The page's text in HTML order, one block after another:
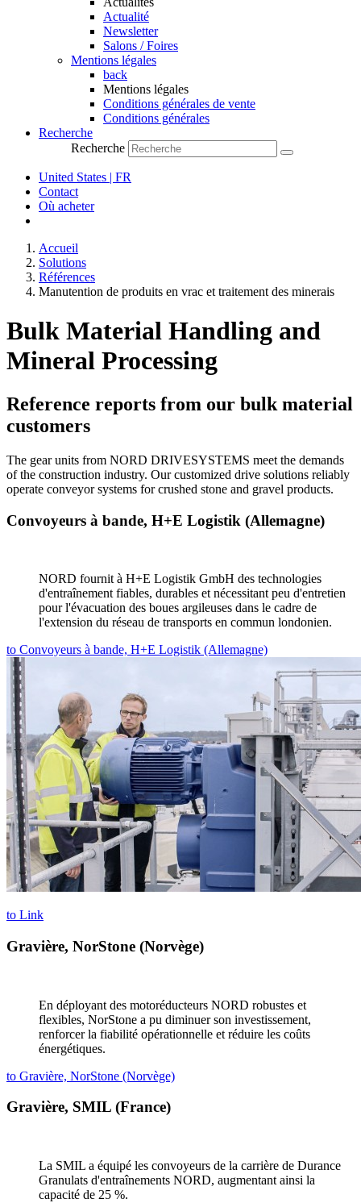
Actualité
Newsletter
Salons / Foires
Mentions légales
back
Mentions légales
Conditions générales de vente
Conditions générales
Recherche
Recherche
United States | FR
Contact
Où acheter
Accueil
Solutions
Références
Manutention de produits en vrac et traitement des minerais
Bulk Material Handling and
Mineral Processing
Reference reports from our bulk material
customers
The gear units from NORD DRIVESYSTEMS meet the demands
of the construction industry. Our customized drive solutions reliably
operate conveyor systems for crushed stone and gravel products.
Convoyeurs à bande, H+E Logistik (Allemagne)
NORD fournit à H+E Logistik GmbH des technologies
d'entraînement fiables, durables et nécessitant peu d'entretien
pour l'évacuation des boues argileuses dans le cadre de
l'extension du réseau de transports en commun londonien.
to Convoyeurs à bande, H+E Logistik (Allemagne)
to Link
Gravière, NorStone (Norvège)
En déployant des motoréducteurs NORD robustes et
flexibles, NorStone a pu diminuer son investissement,
renforcer la fiabilité opérationnelle et réduire les coûts
énergétiques.
to Gravière, NorStone (Norvège)
Gravière, SMIL (France)
La SMIL a équipé les convoyeurs de la carrière de Durance
Granulats d'entraînements NORD, augmentant ainsi la
capacité de 25 %.